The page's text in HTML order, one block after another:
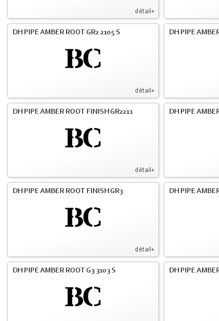
détail+
détail+
DH PIPE AMBER ROOT GR2 2105 S DH PIPE
détail+
DH PIPE AMBER ROOT FINISH GR2211 DH PIPE
détail+
DH PIPE AMBER ROOT FINISH GR3 DH PIPE
DH PIPE AMBER ROOT G3 3103 S DH PIPE